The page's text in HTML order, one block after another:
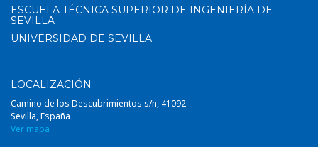
ESCUELA TÉCNICA SUPERIOR DE INGENIERÍA DE
SEVILLA
UNIVERSIDAD DE SEVILLA
LOCALIZACIÓN
Camino de los Descubrimientos s/n, 41092
Sevilla, España
Ver mapa